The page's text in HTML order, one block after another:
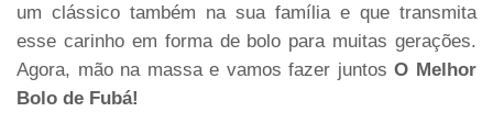
um clássico também na sua família e que transmita
esse carinho em forma de bolo para muitas gerações.
Agora, mão na massa e vamos fazer juntosO Melhor
Bolo de Fubá!